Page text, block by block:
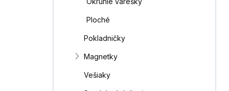
Ploché
Pokladničky
Magnetky
Vešiaky